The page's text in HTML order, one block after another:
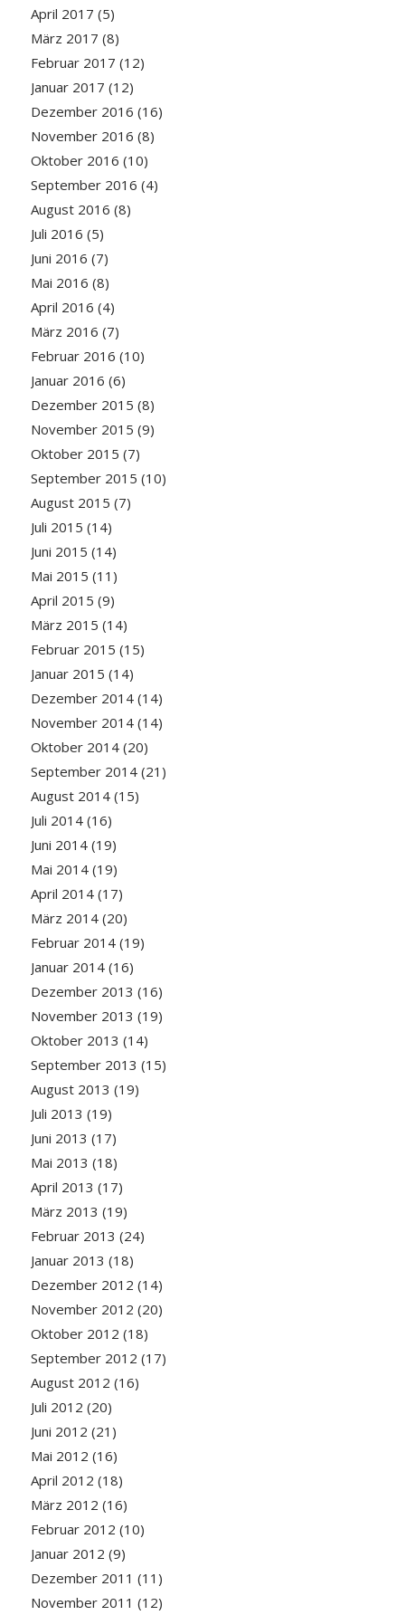
April 2017 (5)
März 2017 (8)
Februar 2017 (12)
Januar 2017 (12)
Dezember 2016 (16)
November 2016 (8)
Oktober 2016 (10)
September 2016 (4)
August 2016 (8)
Juli 2016 (5)
Juni 2016 (7)
Mai 2016 (8)
April 2016 (4)
März 2016 (7)
Februar 2016 (10)
Januar 2016 (6)
Dezember 2015 (8)
November 2015 (9)
Oktober 2015 (7)
September 2015 (10)
August 2015 (7)
Juli 2015 (14)
Juni 2015 (14)
Mai 2015 (11)
April 2015 (9)
März 2015 (14)
Februar 2015 (15)
Januar 2015 (14)
Dezember 2014(14)
November 2014(14)
Oktober 2014(20)
September 2014(21)
August 2014(15)
Juli 2014(16)
Juni 2014(19)
Mai 2014(19)
April 2014(17)
März 2014(20)
Februar 2014(19)
Januar 2014(16)
Dezember 2013 (16)
November 2013 (19)
Oktober 2013 (14)
September 2013 (15)
August 2013 (19)
Juli 2013 (19)
Juni 2013 (17)
Mai 2013 (18)
April 2013 (17)
März 2013 (19)
Februar 2013 (24)
Januar 2013 (18)
Dezember 2012 (14)
November 2012 (20)
Oktober 2012 (18)
September 2012 (17)
August 2012 (16)
Juli 2012 (20)
Juni 2012 (21)
Mai 2012 (16)
April 2012 (18)
März 2012 (16)
Februar 2012 (10)
Januar 2012 (9)
Dezember 2011 (11)
November 2011 (12)